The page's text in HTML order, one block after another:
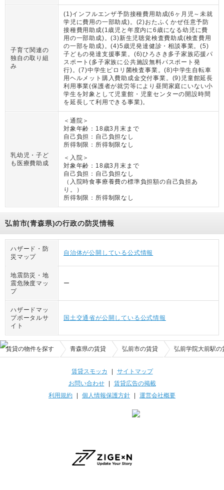
子育て関連の
独自の取り組
み
(1)インフルエンザ予防接種費用助成(6ヶ月児～未就
学児に費用の一部助成)。(2)おたふくかぜ任意予防
接種費用助成(1歳児と年度内に6歳になる幼児に費
用の一部助成)。(3)新生児聴覚検査費助成(検査費用
の一部を助成)。(4)5歳児発達健診・相談事業。(5)
子どもの発達支援事業。(6)ひろさき多子家族応援パ
スポート(多子家族に公共施設無料パスポート発
行)。(7)中学生ピロリ菌検査事業。(8)中学生自転車
用ヘルメット購入費助成金交付事業。(9)児童館延長
利用事業(保護者が就労等により昼間家庭にいない小
学生を対象として児童館・児童センターの開設時間
を延長して利用できる事業)。
乳幼児・子ど
も医療費助成
＜通院＞
対象年齢： 18歳3月末まで
自己負担： 自己負担なし
所得制限： 所得制限なし
＜入院＞
対象年齢： 18歳3月末まで
自己負担： 自己負担なし
（ 入院時食事療養費の標準負担額の自己負担あ
り。
）
所得制限： 所得制限なし
弘前市(青森県)の行政の防災情報
ハザード・防
災マップ
自治体が公開している公式情報
地震防災・地
震危険度マッ
プ
ー
ハザードマッ
プポータルサ
イト
国土交通省が公開している公式情報
賃貸の物件を探す 青森県の賃貸 弘前市の賃貸 弘前学院大前駅の
賃貸スモッカ
サイトマップ
お問い合わせ| 賃貸広告の掲載
利用規約
個人情報保護方針 運営会社概要